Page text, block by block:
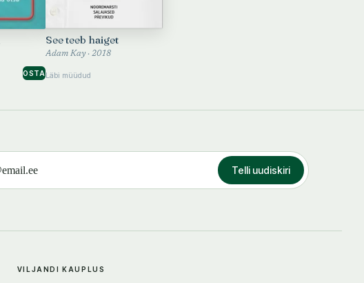
OSTA
See teeb haiget
Adam Kay · 2018
Läbi müüdud
Telli uudiskiri
VILJANDI KAUPLUS